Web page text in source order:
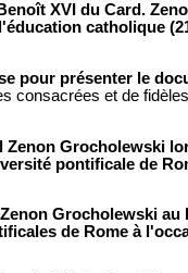
XVI du Card.
catholique
pour présenter le
consacrées et de
Zenon Grocholewski
pontificale de
Grocholewski
de Rome à